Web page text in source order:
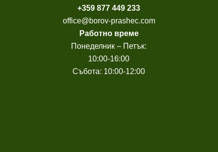
+359 877 449 233
office@borov-prashec.com
Работно време
Понеделник – Петък:
10:00-16:00
Събота: 10:00-12:00